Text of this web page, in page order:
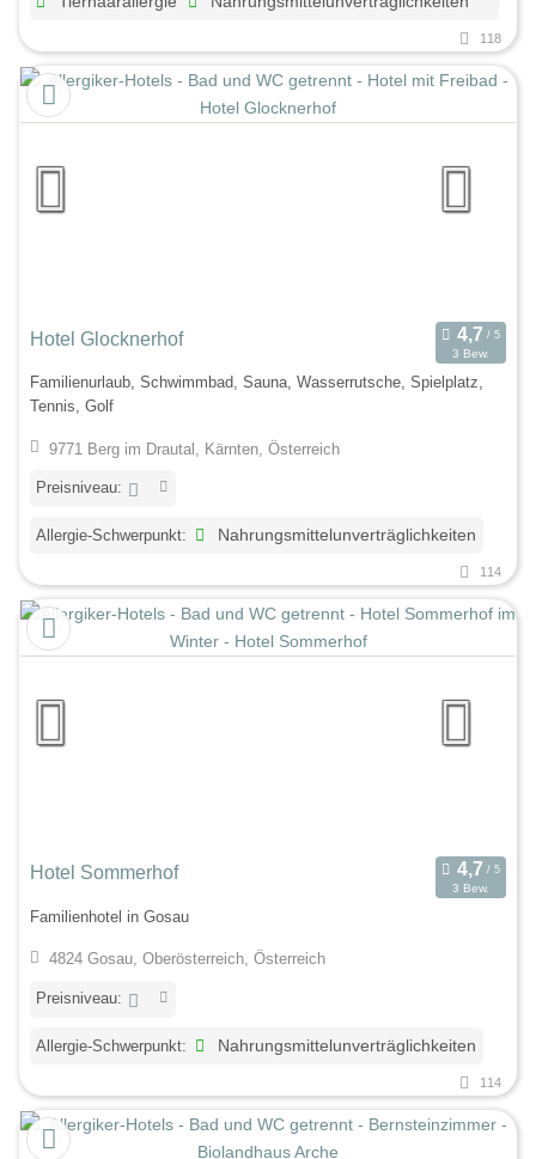
118
Hotel Glocknerhof
3 Bew.
Familienurlaub, Schwimmbad, Sauna, Wasserrutsche, Spielplatz,
Tennis, Golf
9771 Berg im Drautal, Kärnten, Österreich
Preisniveau:
Allergie-Schwerpunkt: Nahrungsmittelunverträglichkeiten
114
Hotel Sommerhof
3 Bew.
Familienhotel in Gosau
4824 Gosau, Oberösterreich, Österreich
Preisniveau:
Allergie-Schwerpunkt: Nahrungsmittelunverträglichkeiten
114